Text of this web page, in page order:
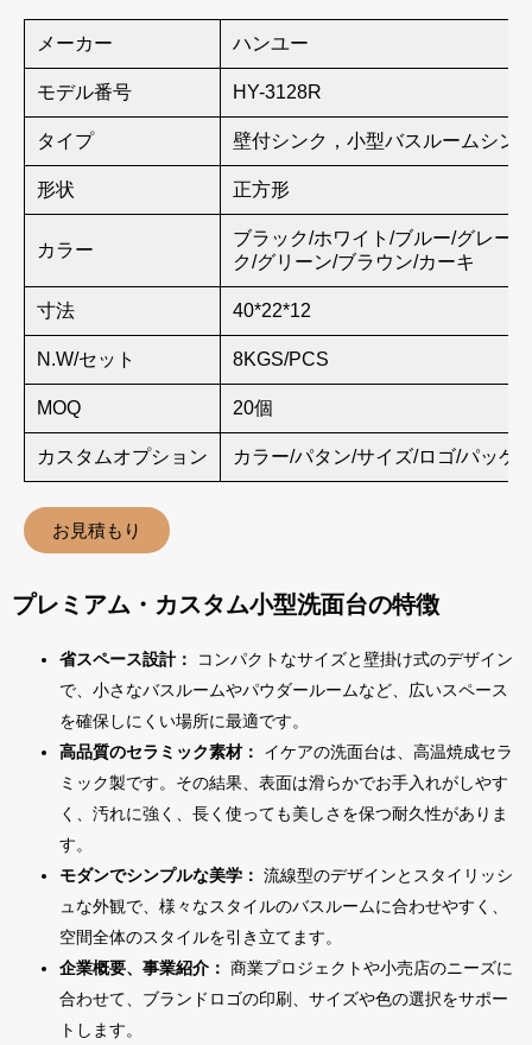
メーカー ハンユー
モデル番号 HY-3128R
タイプ 壁付シンク，小型バスルームシン
形状 正方形
カラー
ブラック/ホワイト/ブルー/グレー/
ク/グリーン/ブラウン/カーキ
寸法 40*22*12
N.W/セット 8KGS/PCS
MOQ 20個
カスタムオプション カラー/パタン/サイズ/ロゴ/パッケ
お見積もり
プレミアム・カスタム小型洗面台の特徴
省スペース設計：
コンパクトなサイズと壁掛け式のデザイン
で、小さなバスルームやパウダールームなど、広いスペース
を確保しにくい場所に最適です。
高品質のセラミック素材： イケアの洗面台は、高温焼成セラ
ミック製です。その結果、表面は滑らかでお手入れがしやす
く、汚れに強く、長く使っても美しさを保つ耐久性がありま
す。
モダンでシンプルな美学： 流線型のデザインとスタイリッシ
ュな外観で、様々なスタイルのバスルームに合わせやすく、
空間全体のスタイルを引き立てます。
企業概要、事業紹介： 商業プロジェクトや小売店のニーズに
合わせて、ブランドロゴの印刷、サイズや色の選択をサポー
トします。